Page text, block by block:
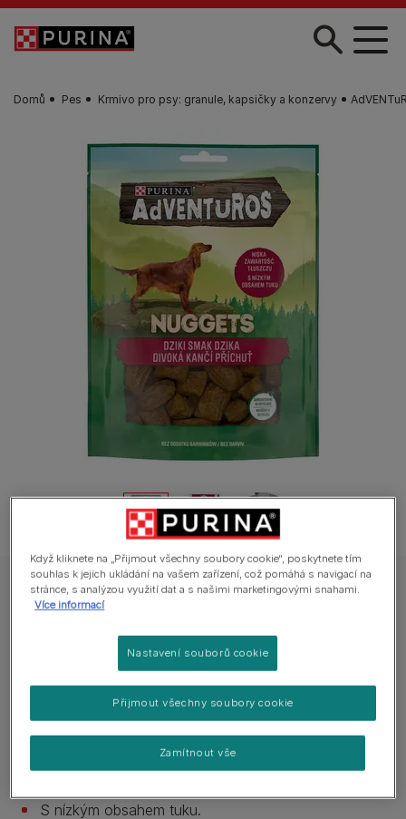
Skip to main content
Domů Pes Krmivo pro psy: granule, kapsičky a konzervy
Purina ADVENTUROS Nuggets s kančí příchutí
0 hodnocení
Dostupné velikosti balení: 90 g
Vyrobeno bez barviv.
S nízkým obsahem tuku.
Když kliknete na „Přijmout všechny soubory cookie“, poskytnete tím
souhlas k jejich ukládání na vašem zařízení, což pomáhá s navigací na
stránce, s analýzou využití dat a s našimi marketingovými snahami.
Více informací
Nastavení souborů cookie
Zamítnout vše
Přijmout všechny soubory cookie